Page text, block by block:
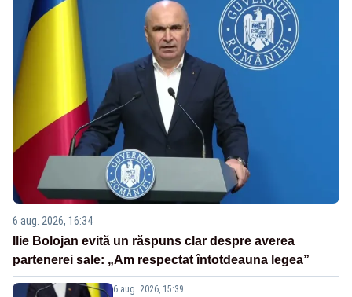
6 aug. 2026, 16:34
Ilie Bolojan evită un răspuns clar despre averea
partenerei sale: „Am respectat întotdeauna legea”
6 aug. 2026, 15:39